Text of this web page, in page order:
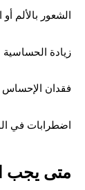
الشعور بالألم أو
زيادة
فقدان الإحساس
اضطرابات في
متى يجب